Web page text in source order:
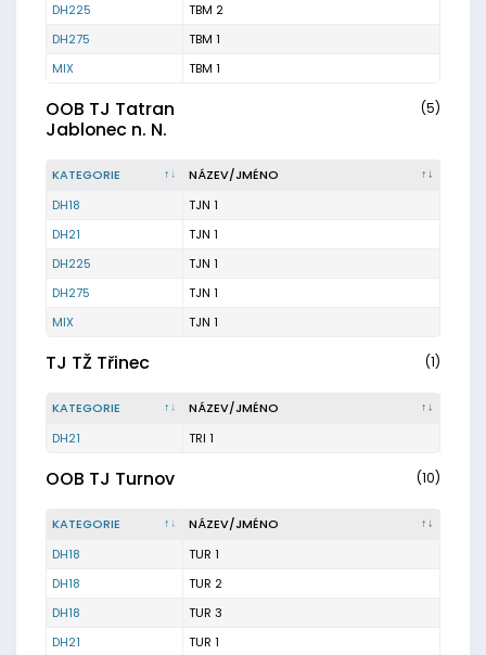
DH225
TBM 2
DH275
TBM 1
MIX
TBM 1
OOB TJ Tatran
Jablonec n. N.
(5)
KATEGORIE
NÁZEV/JMÉNO
DH18
TJN 1
DH21
TJN 1
DH225
TJN 1
DH275
TJN 1
MIX
TJN 1
TJ TŽ Třinec (1)
KATEGORIE
NÁZEV/JMÉNO
DH21
TRI 1
OOB TJ Turnov (10)
KATEGORIE
NÁZEV/JMÉNO
DH18
TUR 1
DH18
TUR 2
DH18
TUR 3
DH21
TUR 1